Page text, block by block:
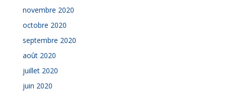
novembre 2020
octobre 2020
septembre 2020
août 2020
juillet 2020
juin 2020